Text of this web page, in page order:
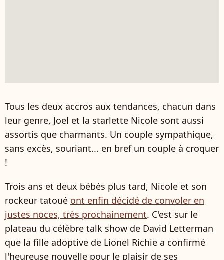
Tous les deux accros aux tendances, chacun dans
leur genre, Joel et la starlette Nicole sont aussi
assortis que charmants. Un couple sympathique,
sans excès, souriant... en bref un couple à croquer
!
Trois ans et deux bébés plus tard, Nicole et son
rockeur tatoué ont enfin décidé de convoler en
justes noces, très prochainement. C'est sur le
plateau du célèbre talk show de David Letterman
que la fille adoptive de Lionel Richie a confirmé
l'heureuse nouvelle pour le plaisir de ses